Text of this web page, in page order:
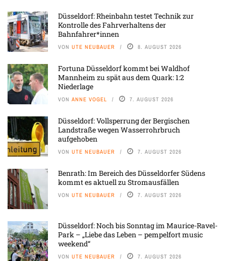
Düsseldorf: Rheinbahn testet Technik zur
Kontrolle des Fahrverhaltens der
Bahnfahrer*innen
VON UTE NEUBAUER 8. AUGUST 2026
Fortuna Düsseldorf kommt bei Waldhof
Mannheim zu spät aus dem Quark: 1:2
Niederlage
VON ANNE VOGEL 7. AUGUST 2026
Düsseldorf: Vollsperrung der Bergischen
Landstraße wegen Wasserrohrbruch
aufgehoben
VON UTE NEUBAUER 7. AUGUST 2026
Benrath: Im Bereich des Düsseldorfer Südens
kommt es aktuell zu Stromausfällen
VON UTE NEUBAUER 7. AUGUST 2026
Düsseldorf: Noch bis Sonntag im Maurice-Ravel-
Park – „Liebe das Leben – pempelfort music
weekend“
VON UTE NEUBAUER 7. AUGUST 2026